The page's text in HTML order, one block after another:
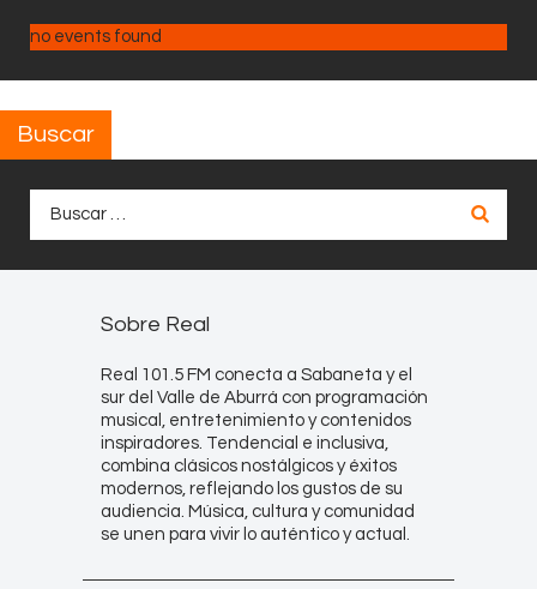
no events found
Buscar
Sobre Real
Real 101.5 FM conecta a Sabaneta y el
sur del Valle de Aburrá con programación
musical, entretenimiento y contenidos
inspiradores. Tendencial e inclusiva,
combina clásicos nostálgicos y éxitos
modernos, reflejando los gustos de su
audiencia. Música, cultura y comunidad
se unen para vivir lo auténtico y actual.